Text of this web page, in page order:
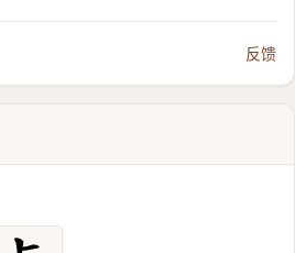
反馈